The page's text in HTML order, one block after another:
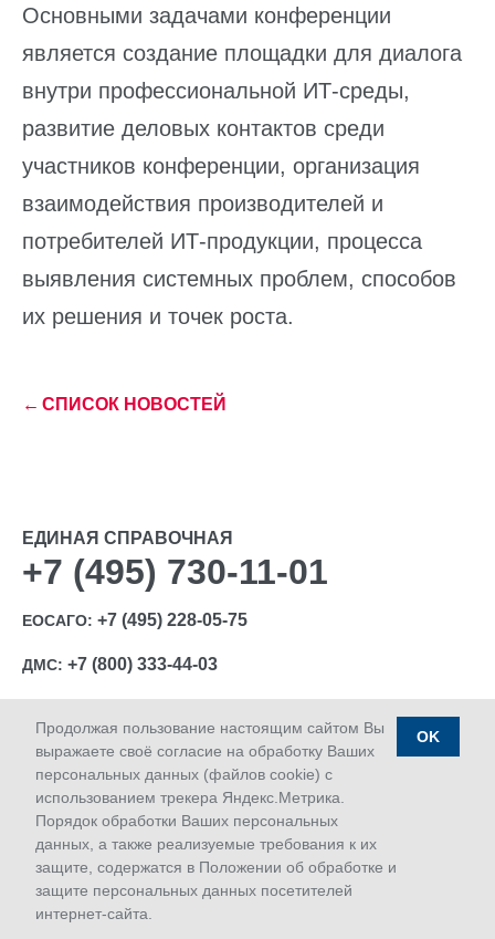
Основными задачами конференции
является создание площадки для диалога
внутри профессиональной ИТ-среды,
развитие деловых контактов среди
участников конференции, организация
взаимодействия производителей и
потребителей ИТ-продукции, процесса
выявления системных проблем, способов
их решения и точек роста.
← СПИСОК НОВОСТЕЙ
Продолжая пользование настоящим сайтом Вы
выражаете своё согласие на обработку Ваших
персональных данных (файлов cookie) с
использованием трекера Яндекс.Метрика.
Порядок обработки Ваших персональных
данных, а также реализуемые требования к их
защите, содержатся в Положении об обработке и
защите персональных данных посетителей
интернет-сайта.
OK
Сервисы
ЕДИНАЯ СПРАВОЧНАЯ
+7 (495) 730-11-01
ЕОСАГО: +7 (495) 228-05-75
ДМС: +7 (800) 333-44-03
Ⓒ 1992-2026 АО «МАКС»
Лицензии Банка России: ОС № 1427-03, ОС № 1427-04,
ОС № 1427-05, СЛ № 1427, СИ № 1427, ПС № 1427 от
18.06.2018 г.; ОС № 1427-02 от 28.11.2019 г.
Дата последнего изменения сайта 09.08.2026 11:50